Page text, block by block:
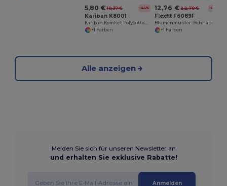
5,80 € 10,37 € -44%
Kariban K8001
+1 Farben
12,76 € 22,70 € -44%
Flexfit F6089F
+1 Farben
Alle anzeigen
Melden Sie sich für unseren Newsletter an
und erhalten Sie exklusive Rabatte!
Anmelden